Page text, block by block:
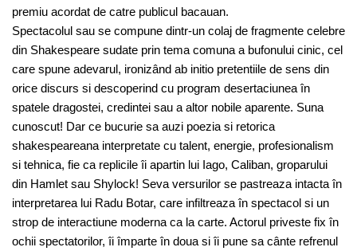
premiu acordat de catre publicul bacauan.
Spectacolul sau se compune dintr-un colaj de fragmente celebre
din Shakespeare sudate prin tema comuna a bufonului cinic, cel
care spune adevarul, ironizând ab initio pretentiile de sens din
orice discurs si descoperind cu program desertaciunea în
spatele dragostei, credintei sau a altor nobile aparente. Suna
cunoscut! Dar ce bucurie sa auzi poezia si retorica
shakespeareana interpretate cu talent, energie, profesionalism
si tehnica, fie ca replicile îi apartin lui Iago, Caliban, groparului
din Hamlet sau Shylock! Seva versurilor se pastreaza intacta în
interpretarea lui Radu Botar, care infiltreaza în spectacol si un
strop de interactiune moderna ca la carte. Actorul priveste fix în
ochii spectatorilor, îi împarte în doua si îi pune sa cânte refrenul